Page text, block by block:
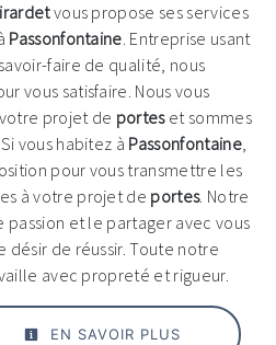
vous propose ses services
Passonfontaine. Entreprise usant
faire de qualité, nous
vous satisfaire. Nous vous
projet de porteset sommes
vous habitez à Passonfontaine,
pour vous transmettre les
à votre projet de portes. Notre
et le partager avec vous
de réussir. Toute notre
avec propreté et rigueur.
EN SAVOIR PLUS